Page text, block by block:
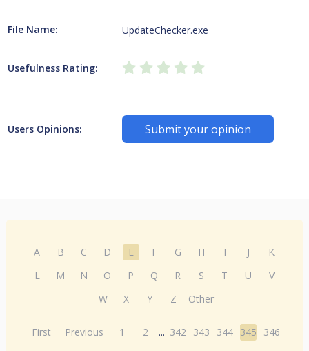
File Name: UpdateChecker.exe
Usefulness Rating:
Users Opinions: Submit your opinion
A B C D E F G H I J
K
L
M N O P Q R S T U
V
W
X Y Z Other
First Previous 1 2 ... 342 343 344 345
346